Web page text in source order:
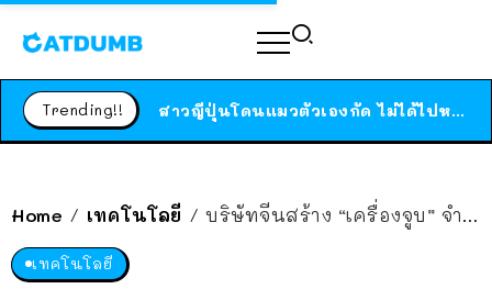
Trending!!
สาวญี่ปุ่นโดนแมวตัวเองกัด ไม่ได้ไปหาหมอตั้งแต่เนิ่นๆ สุดท้ายขาบวม กลายเป็นโรคเนื้อเน่า เตือนทาสแมวทั้งหลายให้ระวัง
Home / เทคโนโลยี / บริษัทจีนสร้าง “เครื่องจูบ” จำลองการจูบเสมือนจริง หวังช่วยรักระยะไกล แต่ เอ่อ…
เทคโนโลยี